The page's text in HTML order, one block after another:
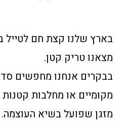
בארץ שלנו קצת חם לטייל
מצאנו טריק קטן.
בבקרים אנחנו מחפשים
מקומיים או מחלבות
מזגן שפועל בשיא העוצמה.